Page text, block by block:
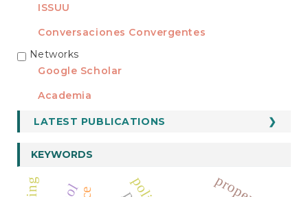
ISSUU
Conversaciones Convergentes
REDES
Networks
Google Scholar
Academia
LATEST PUBLICATIONS
KEYWORDS